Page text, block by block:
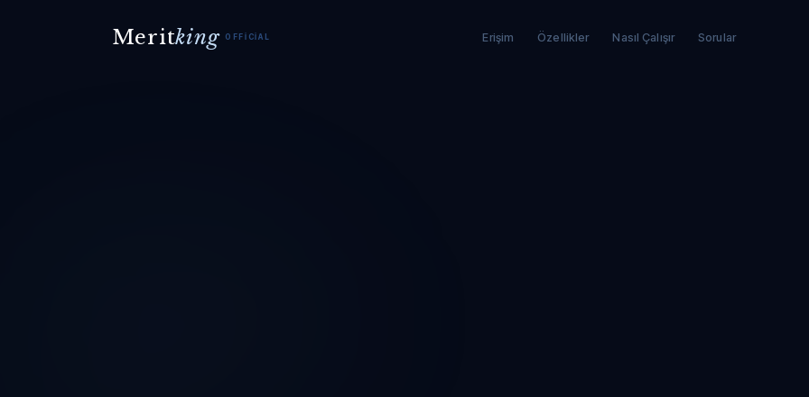
Meritking OFFICIAL Erişim Özellikler Nasıl Çalışır Sorular